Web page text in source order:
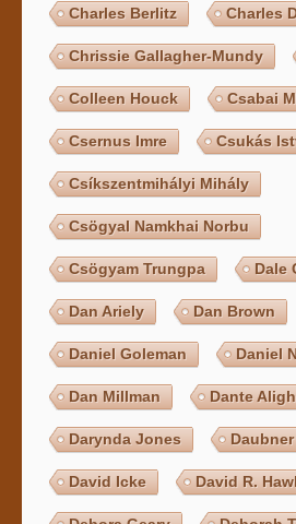
Charles Berlitz Charles
Chrissie Gallagher-Mundy
Colleen Houck Csabai
Csernus Imre Csukás
Csíkszentmihályi Mihály
Csögyal Namkhai Norbu
Csögyam Trungpa Dale
Dan Ariely Dan Brown
Daniel Goleman Daniel
Dan Millman Dante
Darynda Jones
David Icke David R.